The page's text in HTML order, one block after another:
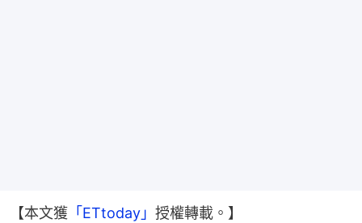
【本文獲 「ETtoday」 授權轉載。】